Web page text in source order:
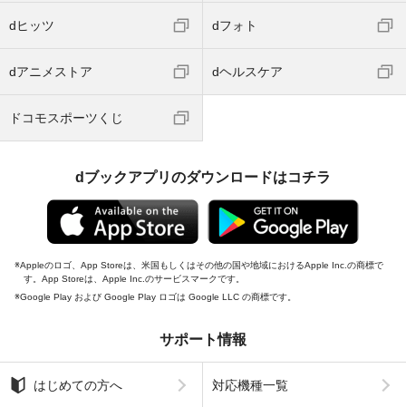
dヒッツ dフォト
dアニメストア dヘルスケア
ドコモスポーツくじ
dブックアプリのダウンロードはコチラ
Appleのロゴ、App Storeは、米国もしくはその他の国や地域におけるApple Inc.の商標で
す。App Storeは、Apple Inc.のサービスマークです。
Google Play および Google Play ロゴは Google LLC の商標です。
サポート情報
はじめての方へ 対応機種一覧